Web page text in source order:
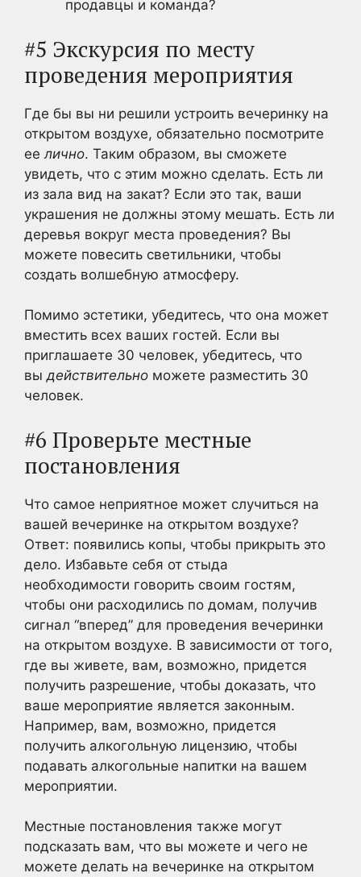
продавцы и команда?
#5 Экскурсия по месту
проведения мероприятия
Где бы вы ни решили устроить вечеринку на
открытом воздухе, обязательно посмотрите
ее лично. Таким образом, вы сможете
увидеть, что с этим можно сделать. Есть ли
из зала вид на закат? Если это так, ваши
украшения не должны этому мешать. Есть ли
деревья вокруг места проведения? Вы
можете повесить светильники, чтобы
создать волшебную атмосферу.
Помимо эстетики, убедитесь, что она может
вместить всех ваших гостей. Если вы
приглашаете 30 человек, убедитесь, что
выдействительно можете разместить 30
человек.
#6 Проверьте местные
постановления
Что самое неприятное может случиться на
вашей вечеринке на открытом воздухе?
Ответ: появились копы, чтобы прикрыть это
дело. Избавьте себя от стыда
необходимости говорить своим гостям,
чтобы они расходились по домам, получив
сигнал “вперед” для проведения вечеринки
на открытом воздухе. В зависимости от того,
где вы живете, вам, возможно, придется
получить разрешение, чтобы доказать, что
ваше мероприятие является законным.
Например, вам, возможно, придется
получить алкогольную лицензию, чтобы
подавать алкогольные напитки на вашем
мероприятии.
Местные постановления также могут
подсказать вам, что вы можете и чего не
можете делать на вечеринке на открытом